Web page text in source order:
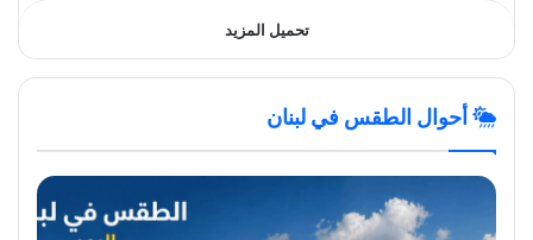
تحميل المزيد
أحوال الطقس في لبنان